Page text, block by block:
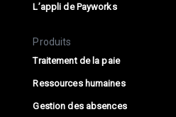
L’appli de Payworks
Produits
Traitement de la paie
Ressources humaines
Gestion des absences